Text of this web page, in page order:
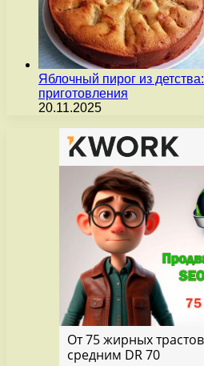
Яблочный пирог из
приготовления
20.11.2025